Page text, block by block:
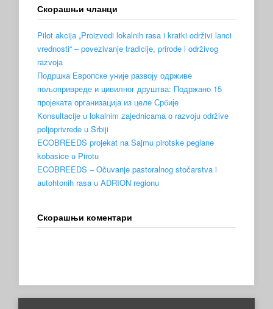
Скорашњи чланци
Pilot akcija „Proizvodi lokalnih rasa i kratki održivi lanci
vrednosti“ – povezivanje tradicije, prirode i održivog
razvoja
Подршка Европске уније развоју одрживе
пољопривреде и цивилног друштва: Подржано 15
пројеката организација из целе Србије
Konsultacije u lokalnim zajednicama o razvoju održive
poljoprivrede u Srbiji
ECOBREEDS projekat na Sajmu pirotske peglane
kobasice u Pirotu
ECOBREEDS – Očuvanje pastoralnog stočarstva i
autohtonih rasa u ADRION regionu
Скорашњи коментари